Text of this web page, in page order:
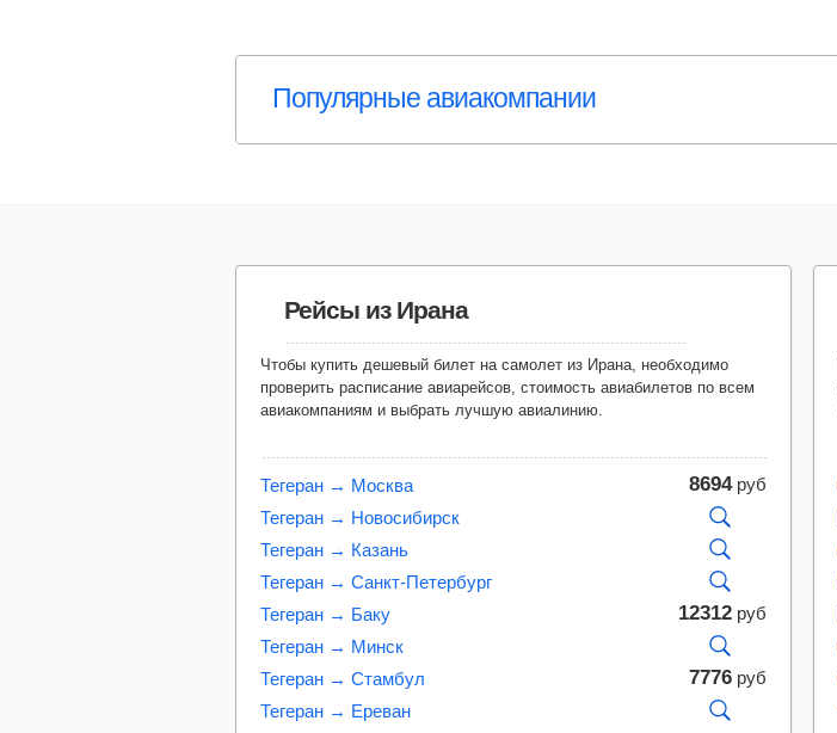
Популярные авиакомпании
Рейсы из Ирана
Чтобы купить дешевый билет на самолет из Ирана, необходимо
проверить расписание авиарейсов, стоимость авиабилетов по всем
авиакомпаниям и выбрать лучшую авиалинию.
Тегеран → Москва 8694 руб
Тегеран → Новосибирск
Тегеран → Казань
Тегеран → Санкт-Петербург
Тегеран → Баку
12312 руб
Тегеран → Минск
Тегеран → Стамбул
7776 руб
Тегеран → Ереван